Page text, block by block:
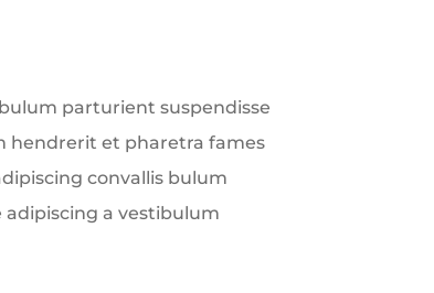
parturient suspendisse
hendrerit et pharetra fames
convallis bulum
a vestibulum